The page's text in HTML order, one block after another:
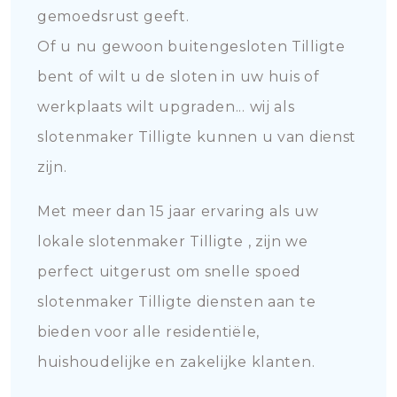
gemoedsrust geeft.
Of u nu gewoon buitengesloten Tilligte
bent of wilt u de sloten in uw huis of
werkplaats wilt upgraden... wij als
slotenmaker Tilligte kunnen u van dienst
zijn.
Met meer dan 15 jaar ervaring als uw
lokale slotenmaker Tilligte , zijn we
perfect uitgerust om snelle spoed
slotenmaker Tilligte diensten aan te
bieden voor alle residentiële,
huishoudelijke en zakelijke klanten.